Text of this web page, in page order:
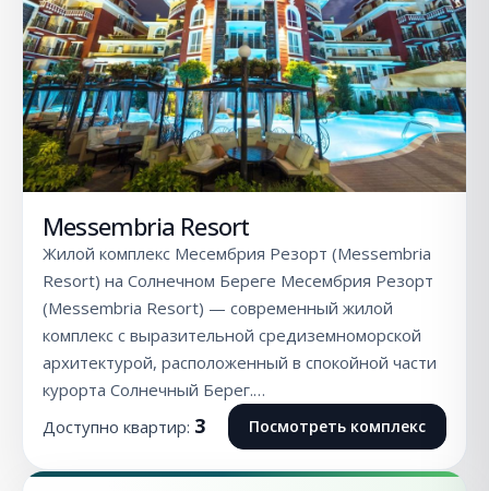
Messembria Resort
Жилой комплекс Месембрия Резорт (Messembria
Resort) на Солнечном Береге Месембрия Резорт
(Messembria Resort) — современный жилой
комплекс с выразительной средиземноморской
архитектурой, расположенный в спокойной части
курорта Солнечный Берег.…
Доступно квартир: 3 Посмотреть комплекс